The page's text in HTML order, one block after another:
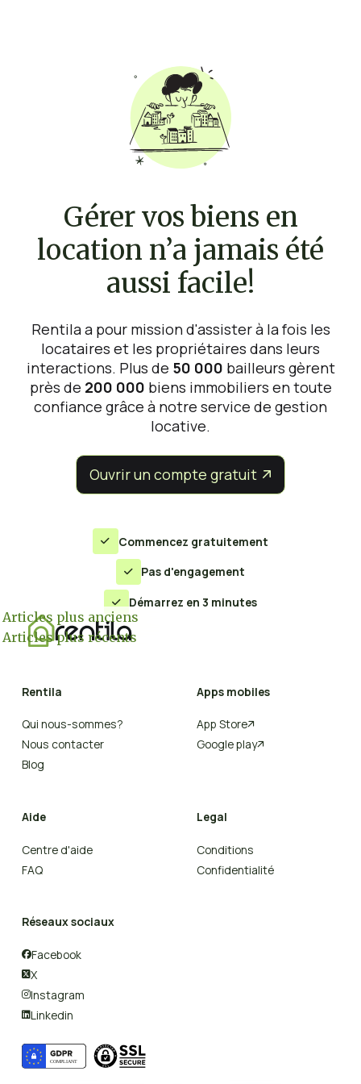
Navigation
Articles plus anciens
Articles plus récents
Gérer vos biens en
location n’a jamais été
aussi facile!
Rentila a pour mission d'assister à la fois les
locataires et les propriétaires dans leurs
interactions. Plus de 50 000 bailleurs gèrent
près de 200 000 biens immobiliers en toute
confiance grâce à notre service de gestion
locative.
Ouvrir un compte gratuit 
 Commencez gratuitement
 Pas d'engagement
 Démarrez en 3 minutes
Rentila
Qui nous-sommes?
Nous contacter
Blog
Apps mobiles
App Store
Google play
Aide
Centre d'aide
FAQ
Legal
Conditions
Confidentialité
Réseaux sociaux
Facebook
X
Instagram
Linkedin